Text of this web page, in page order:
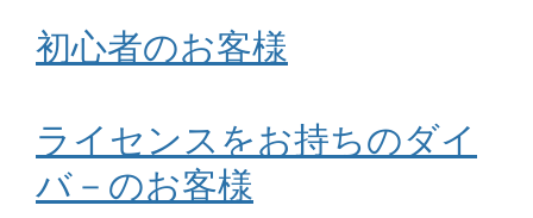
初心者のお客様
ライセンスをお持ちのダイ
バ－のお客様